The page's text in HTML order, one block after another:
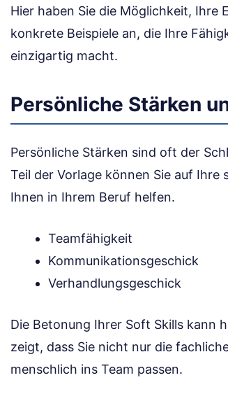
Hier haben Sie die Möglichkeit, Ihre
konkrete Beispiele an, die Ihre
einzigartig macht.
Persönliche Stärken
Persönliche Stärken sind oft der
Teil der Vorlage können Sie auf
Ihnen in Ihrem Beruf helfen.
Teamfähigkeit
Kommunikationsgeschick
Verhandlungsgeschick
Die Betonung Ihrer Soft Skills kann
zeigt, dass Sie nicht nur die
menschlich ins Team passen.